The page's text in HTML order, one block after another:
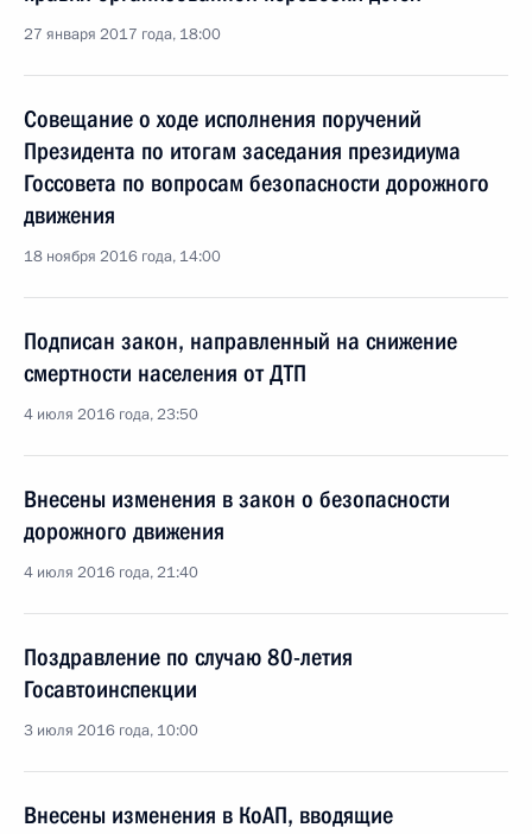
27 января 2017 года, 18:00
Совещание о ходе исполнения поручений
Президента по итогам заседания президиума
Госсовета по вопросам безопасности дорожного
движения
18 ноября 2016 года, 14:00
Подписан закон, направленный на снижение
смертности населения от ДТП
4 июля 2016 года, 23:50
Внесены изменения в закон о безопасности
дорожного движения
4 июля 2016 года, 21:40
Поздравление по случаю 80-летия
Госавтоинспекции
3 июля 2016 года, 10:00
Внесены изменения в КоАП, вводящие